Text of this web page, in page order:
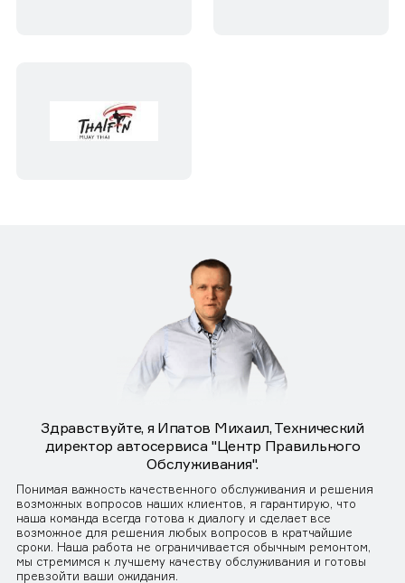
Здравствуйте, я Ипатов Михаил, Технический
директор автосервиса "Центр Правильного
Обслуживания".
Понимая важность качественного обслуживания и решения
возможных вопросов наших клиентов, я гарантирую, что
наша команда всегда готова к диалогу и сделает все
возможное для решения любых вопросов в кратчайшие
сроки. Наша работа не ограничивается обычным ремонтом,
мы стремимся к лучшему качеству обслуживания и готовы
превзойти ваши ожидания.